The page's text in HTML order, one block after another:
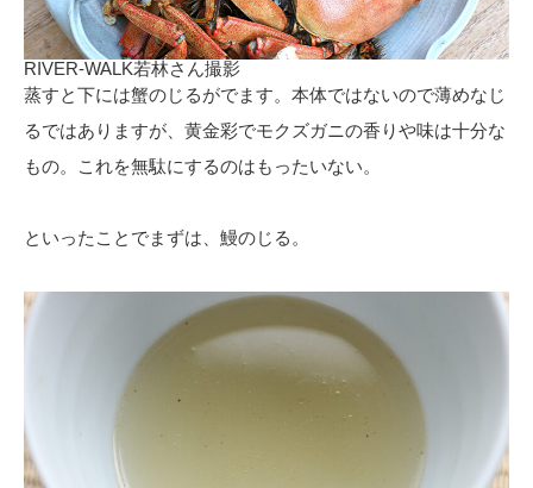
RIVER-WALK若林さん撮影
蒸すと下には蟹のじるがでます。本体ではないので薄めなじ
るではありますが、黄金彩でモクズガニの香りや味は十分な
もの。これを無駄にするのはもったいない。
といったことでまずは、鰻のじる。